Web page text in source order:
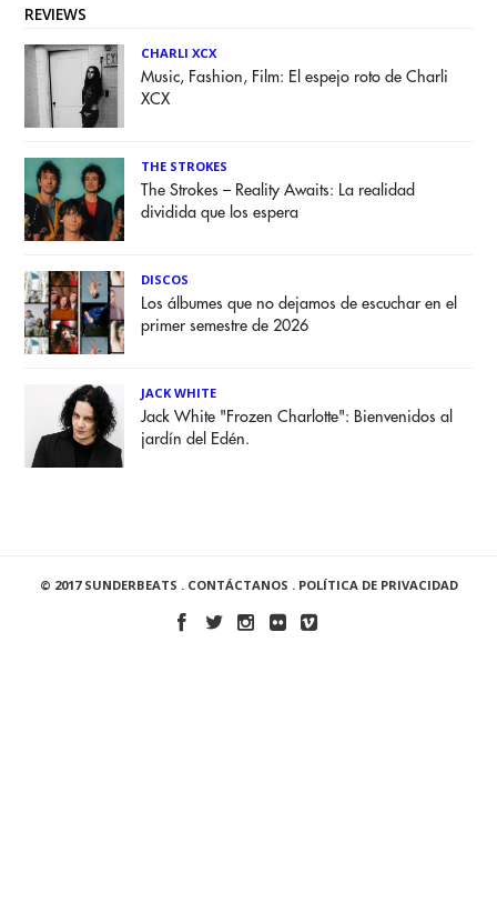
REVIEWS
CHARLI XCX
Music, Fashion, Film: El espejo roto de Charli
XCX
THE STROKES
The Strokes – Reality Awaits: La realidad
dividida que los espera
DISCOS
Los álbumes que no dejamos de escuchar en el
primer semestre de 2026
JACK WHITE
Jack White "Frozen Charlotte": Bienvenidos al
jardín del Edén.
© 2017 SUNDERBEATS . CONTÁCTANOS . POLÍTICA DE PRIVACIDAD